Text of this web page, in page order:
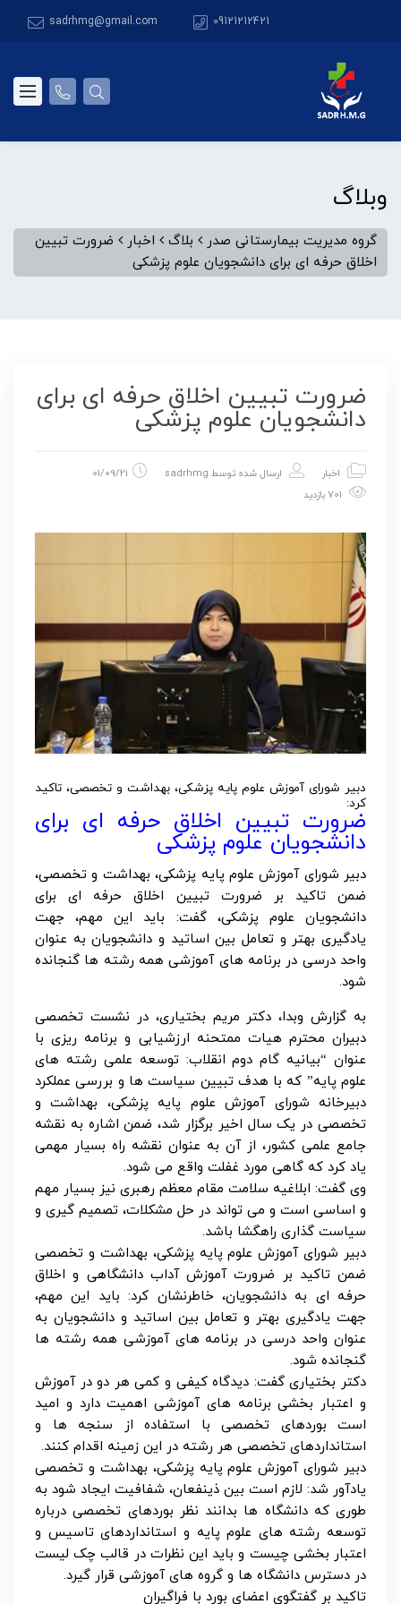
09121212421
sadrhmg@gmail.com
وبلاگ
گروه مدیریت بیمارستانی صدر بلاگ اخبار
ضرورت تبیین
اخلاق حرفه ای برای دانشجویان علوم پزشکی
ضرورت تبیین اخلاق حرفه ای برای
دانشجویان علوم پزشکی
اخبار ارسال شده توسط sadrhmg
01/09/21
دبیر شورای آموزش علوم پایه پزشکی، بهداشت و تخصصی، تاکید
کرد:
ضرورت تبیین اخلاق حرفه ای برای
دانشجویان علوم پزشکی
دبیر شورای آموزش علوم پایه پزشکی، بهداشت و تخصصی،
ضمن تاکید بر ضرورت تبیین اخلاق حرفه ای برای
دانشجویان علوم پزشکی، گفت: باید این مهم، جهت
یادگیری بهتر و تعامل بین اساتید و دانشجویان به عنوان
واحد درسی در برنامه های آموزشی همه رشته ها گنجانده
شود.
به گزارش وبدا، دکتر مریم بختیاری، در نشست تخصصی
دبیران محترم هیات ممتحنه ارزشیابی و برنامه ریزی با
عنوان “بیانیه گام دوم انقلاب: توسعه علمی رشته های
علوم پایه” که با هدف تبیین سیاست ها و بررسی عملکرد
دبیرخانه شورای آموزش علوم پایه پزشکی،‌ بهداشت و
تخصصی در یک سال اخیر برگزار شد، ضمن اشاره به نقشه
جامع علمی کشور، از آن به عنوان نقشه راه بسیار مهمی
یاد کرد که گاهی مورد غفلت واقع می شود.
وی گفت: ابلاغیه سلامت مقام معظم رهبری نیز بسیار مهم
و اساسی است و می تواند در حل مشکلات، تصمیم گیری و
سیاست گذاری راهگشا باشد.
دبیر شورای آموزش علوم پایه پزشکی، بهداشت و تخصصی
ضمن تاکید بر ضرورت آموزش آداب دانشگاهی و اخلاق
حرفه ای به دانشجویان، خاطرنشان کرد: باید این مهم،
جهت یادگیری بهتر و تعامل بین اساتید و دانشجویان به
عنوان واحد درسی در برنامه های آموزشی همه رشته ها
گنجانده شود.
دکتر بختیاری گفت: دیدگاه کیفی و کمی هر دو در آموزش
و اعتبار بخشی برنامه های آموزشی اهمیت دارد و امید
است بوردهای تخصصی با استفاده از سنجه ها و
استانداردهای تخصصی هر رشته در این زمینه اقدام کنند.
دبیر شورای آموزش علوم پایه پزشکی، بهداشت و تخصصی
یادآور شد: لازم است بین ذینفعان، شفافیت ایجاد شود به
طوری که دانشگاه ها بدانند نظر بوردهای تخصصی درباره
توسعه رشته های علوم پایه و استانداردهای تاسیس و
اعتبار بخشی چیست و باید این نظرات در قالب چک لیست
در دسترس دانشگاه ها و گروه های آموزشی قرار گیرد.
تاکید بر گفتگوی اعضای بورد با فراگیران